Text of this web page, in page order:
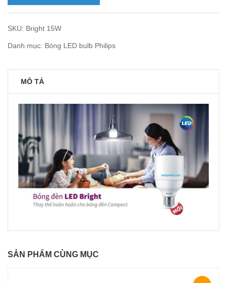
SKU: Bright 15W
Danh mục: Bóng LED bulb Philips
MÔ TẢ
SẢN PHẨM CÙNG MỤC